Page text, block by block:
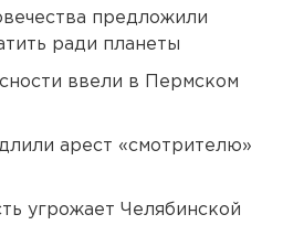
предложили
ради планеты
ввели в Пермском
арест «смотрителю»
угрожает Челябинской